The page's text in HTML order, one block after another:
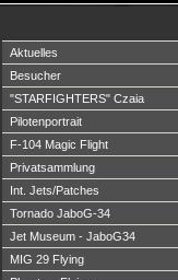
Aktuelles
Besucher
"STARFIGHTERS" Czaia
Pilotenportrait
F-104 Magic Flight
Privatsammlung
Int. Jets/Patches
Tornado JaboG-34
Jet Museum - JaboG34
MIG 29 Flying